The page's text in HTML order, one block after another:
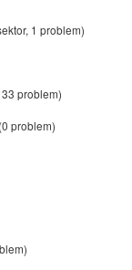
1 problem)
problem)
(0 problem)